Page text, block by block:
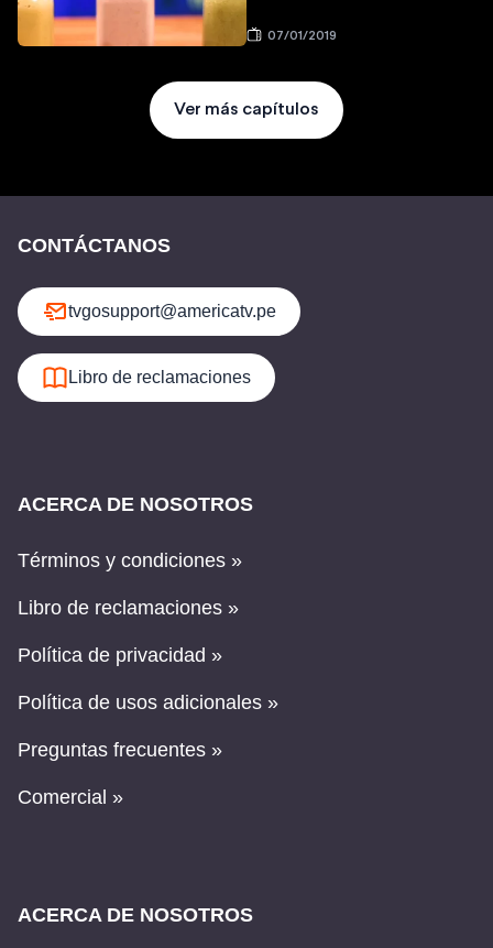
07/01/2019
Ver más capítulos
CONTÁCTANOS
tvgosupport@americatv.pe
Libro de reclamaciones
ACERCA DE NOSOTROS
Términos y condiciones »
Libro de reclamaciones »
Política de privacidad »
Política de usos adicionales »
Preguntas frecuentes »
Comercial »
ACERCA DE NOSOTROS